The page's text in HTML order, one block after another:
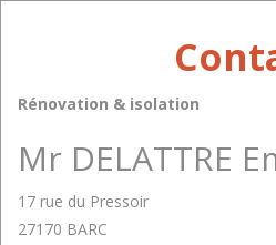
Rénovation & isolation
Mr DELATTRE
17 rue du Pressoir
27170 BARC